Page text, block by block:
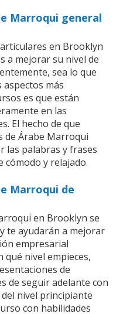
Marroqui general
en Brooklyn
a mejorar su nivel de
sea lo que
aspectos más
es que están
en las
El hecho de que
de Árabe Marroqui
las palabras y frases
cómodo y relajado.
Marroqui de
en Brooklyn se
te ayudarán a mejorar
empresarial
nivel empieces,
de
de seguir adelante con
nivel principiante
con habilidades